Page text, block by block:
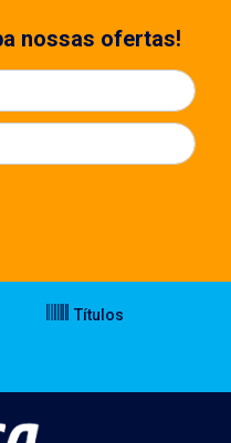
nossas ofertas!
Títulos